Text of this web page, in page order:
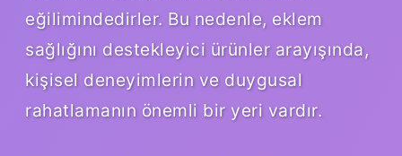
eğilimindedirler. Bu nedenle, eklem
sağlığını destekleyici ürünler arayışında,
kişisel deneyimlerin ve duygusal
rahatlamanın önemli bir yeri vardır.